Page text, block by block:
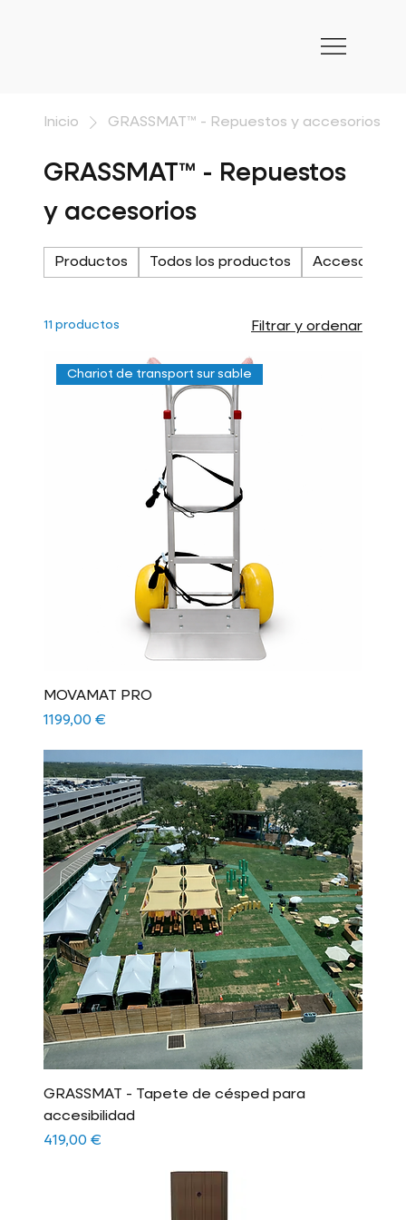
Inicio GRASSMAT™ - Repuestos y accesorios
GRASSMAT™ - Repuestos
y accesorios
Productos Todos los productos Accesorios
11 productos Filtrar y ordenar
Chariot de transport sur sable
MOVAMAT PRO
Precio
1199,00 €
GRASSMAT - Tapete de césped para
accesibilidad
Precio
419,00 €